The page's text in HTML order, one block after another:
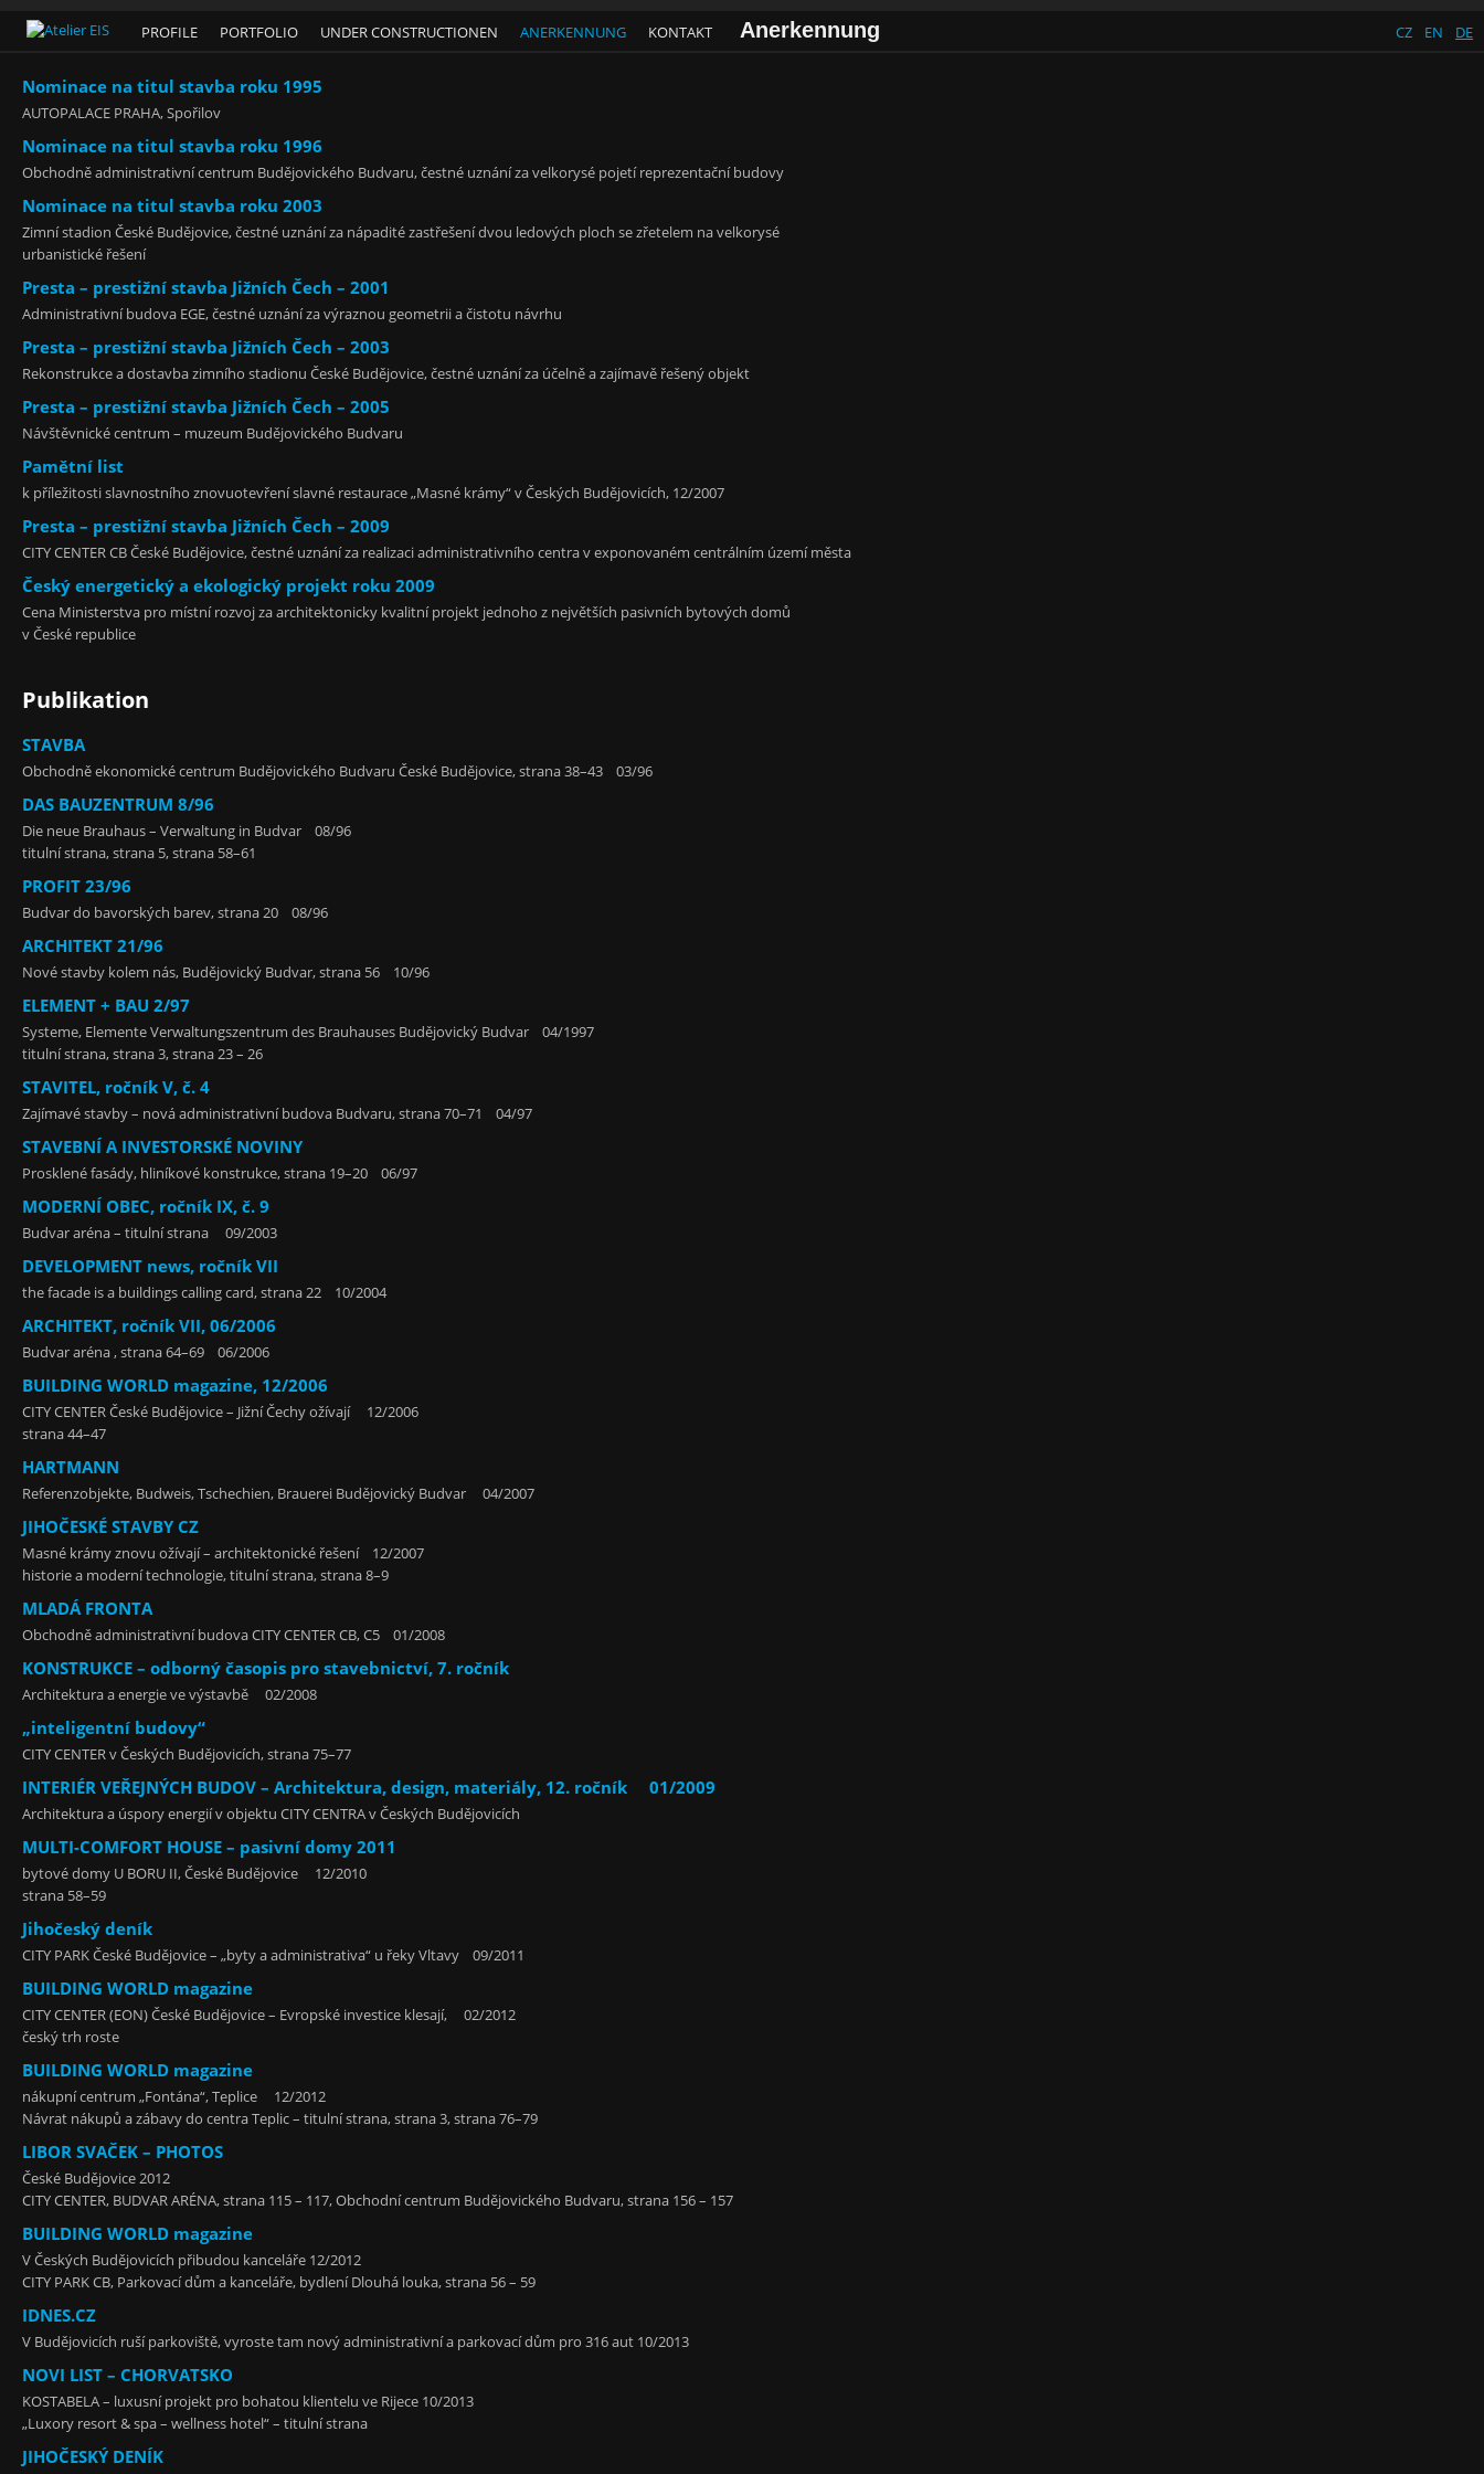
CZ EN DE
PROFILE PORTFOLIO UNDER CONSTRUCTIONEN ANERKENNUNG KONTAKT Anerkennung
Nominace na titul stavba roku 1995
AUTOPALACE PRAHA, Spořilov
Nominace na titul stavba roku 1996
Obchodně administrativní centrum Budějovického Budvaru, čestné uznání za velkorysé pojetí reprezentační budovy
Nominace na titul stavba roku 2003
Zimní stadion České Budějovice, čestné uznání za nápadité zastřešení dvou ledových ploch se zřetelem na velkorysé
urbanistické řešení
Presta – prestižní stavba Jižních Čech – 2001
Administrativní budova EGE, čestné uznání za výraznou geometrii a čistotu návrhu
Presta – prestižní stavba Jižních Čech – 2003
Rekonstrukce a dostavba zimního stadionu České Budějovice, čestné uznání za účelně a zajímavě řešený objekt
Presta – prestižní stavba Jižních Čech – 2005
Návštěvnické centrum – muzeum Budějovického Budvaru
Pamětní list
k příležitosti slavnostního znovuotevření slavné restaurace „Masné krámy“ v Českých Budějovicích, 12/2007
Presta – prestižní stavba Jižních Čech – 2009
CITY CENTER CB České Budějovice, čestné uznání za realizaci administrativního centra v exponovaném centrálním území města
Český energetický a ekologický projekt roku 2009
Cena Ministerstva pro místní rozvoj za architektonicky kvalitní projekt jednoho z největších pasivních bytových domů
v České republice
Publikation
STAVBA
Obchodně ekonomické centrum Budějovického Budvaru České Budějovice, strana 38–43 03/96
DAS BAUZENTRUM 8/96
Die neue Brauhaus – Verwaltung in Budvar 08/96
titulní strana, strana 5, strana 58–61
PROFIT 23/96
Budvar do bavorských barev, strana 20 08/96
ARCHITEKT 21/96
Nové stavby kolem nás, Budějovický Budvar, strana 56 10/96
ELEMENT + BAU 2/97
Systeme, Elemente Verwaltungszentrum des Brauhauses Budějovický Budvar 04/1997
titulní strana, strana 3, strana 23 – 26
STAVITEL, ročník V, č. 4
Zajímavé stavby – nová administrativní budova Budvaru, strana 70–71 04/97
STAVEBNÍ A INVESTORSKÉ NOVINY
Prosklené fasády, hliníkové konstrukce, strana 19–20 06/97
MODERNÍ OBEC, ročník IX, č. 9
Budvar aréna – titulní strana 09/2003
DEVELOPMENT news, ročník VII
the facade is a buildings calling card, strana 22 10/2004
ARCHITEKT, ročník VII, 06/2006
Budvar aréna , strana 64–69 06/2006
BUILDING WORLD magazine, 12/2006
CITY CENTER České Budějovice – Jižní Čechy ožívají 12/2006
strana 44–47
HARTMANN
Referenzobjekte, Budweis, Tschechien, Brauerei Budějovický Budvar 04/2007
JIHOČESKÉ STAVBY CZ
Masné krámy znovu ožívají – architektonické řešení 12/2007
historie a moderní technologie, titulní strana, strana 8–9
MLADÁ FRONTA
Obchodně administrativní budova CITY CENTER CB, C5 01/2008
KONSTRUKCE – odborný časopis pro stavebnictví, 7. ročník
Architektura a energie ve výstavbě 02/2008
„inteligentní budovy“
CITY CENTER v Českých Budějovicích, strana 75–77
INTERIÉR VEŘEJNÝCH BUDOV – Architektura, design, materiály, 12. ročník 01/2009
Architektura a úspory energií v objektu CITY CENTRA v Českých Budějovicích
MULTI-COMFORT HOUSE – pasivní domy 2011
bytové domy U BORU II, České Budějovice 12/2010
strana 58–59
Jihočeský deník
CITY PARK České Budějovice – „byty a administrativa“ u řeky Vltavy 09/2011
BUILDING WORLD magazine
CITY CENTER (EON) České Budějovice – Evropské investice klesají, 02/2012
český trh roste
BUILDING WORLD magazine
nákupní centrum „Fontána“, Teplice 12/2012
Návrat nákupů a zábavy do centra Teplic – titulní strana, strana 3, strana 76–79
LIBOR SVAČEK – PHOTOS
České Budějovice 2012
CITY CENTER, BUDVAR ARÉNA, strana 115 – 117, Obchodní centrum Budějovického Budvaru, strana 156 – 157
BUILDING WORLD magazine
V Českých Budějovicích přibudou kanceláře 12/2012
CITY PARK CB, Parkovací dům a kanceláře, bydlení Dlouhá louka, strana 56 – 59
IDNES.CZ
V Budějovicích ruší parkoviště, vyroste tam nový administrativní a parkovací dům pro 316 aut 10/2013
NOVI LIST – CHORVATSKO
KOSTABELA – luxusní projekt pro bohatou klientelu ve Rijece 10/2013
„Luxory resort & spa – wellness hotel“ – titulní strana
JIHOČESKÝ DENÍK